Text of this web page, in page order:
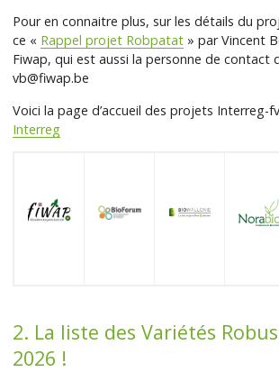
Pour en connaitre plus, sur les détails du
ce « Rappel projet Robpatat » par Vincent
Fiwap, qui est aussi la personne de contact
vb@fiwap.be
Voici la page d’accueil des projets Interreg-
Interreg
2. La liste des Variétés
2026 !